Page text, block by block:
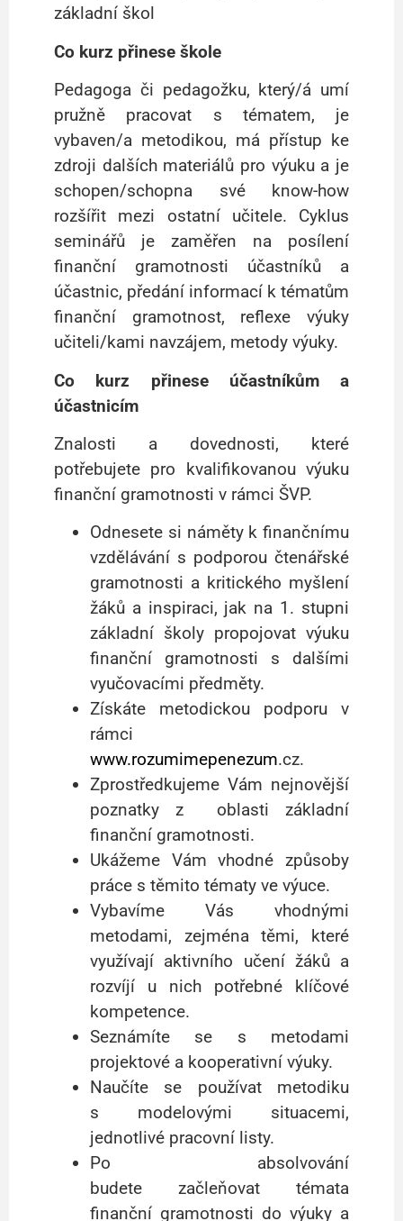
základní škol
Co kurz přinese škole
Pedagoga či pedagožku, který/á umí
pružně pracovat s tématem, je
vybaven/a metodikou, má přístup ke
zdroji dalších materiálů pro výuku a je
schopen/schopna své know-how
rozšířit mezi ostatní učitele. Cyklus
seminářů je zaměřen na posílení
finanční gramotnosti účastníků a
účastnic, předání informací k tématům
finanční gramotnost, reflexe výuky
učiteli/kami navzájem, metody výuky.
Co kurz přinese účastníkům a
účastnicím
Znalosti a dovednosti, které
potřebujete pro kvalifikovanou výuku
finanční gramotnosti v rámci ŠVP.
Odnesete si náměty k finančnímu
vzdělávání s podporou čtenářské
gramotnosti a kritického myšlení
žáků a inspiraci, jak na 1. stupni
základní školy propojovat výuku
finanční gramotnosti s dalšími
vyučovacími předměty.
Získáte metodickou podporu v
rámci
www.rozumimepenezum.cz.
Zprostředkujeme Vám nejnovější
poznatky z oblasti základní
finanční gramotnosti.
Ukážeme Vám vhodné způsoby
práce s těmito tématy ve výuce.
Vybavíme Vás vhodnými
metodami, zejména těmi, které
využívají aktivního učení žáků a
rozvíjí u nich potřebné klíčové
kompetence.
Seznámíte se s metodami
projektové a kooperativní výuky.
Naučíte se používat metodiku
s modelovými situacemi,
jednotlivé pracovní listy.
Po absolvování
budete začleňovat témata
finanční gramotnosti do výuky a